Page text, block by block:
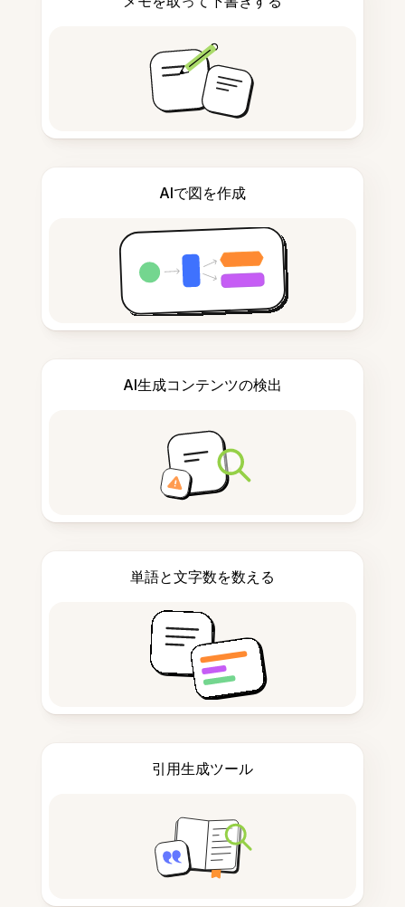
AIで図を作成
AI生成コンテンツの検出
単語と文字数を数える
引用生成ツール